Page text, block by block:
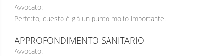
Avvocato:
Perfetto, questo è già un punto molto importante.
APPROFONDIMENTO SANITARIO
Avvocato: